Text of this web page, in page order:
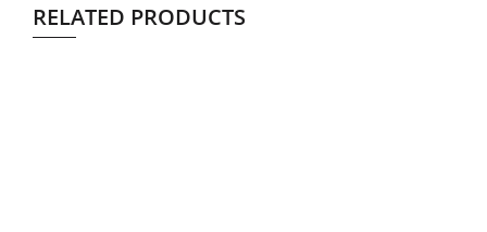
RELATED PRODUCTS